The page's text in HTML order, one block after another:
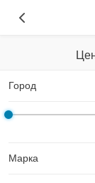
Город
Марка